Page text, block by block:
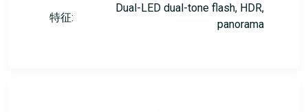
特征:
Dual-LED dual-tone flash, HDR,
panorama